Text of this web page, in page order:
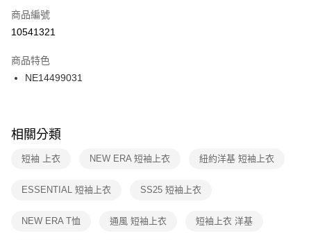
【「AFTEE先享後付」結帳流程】
１．於結帳方式選擇「AFTEE先享後付」後，將跳轉至「AFTEE先享後付」
２．訂單成立數日內，您將收到繳費通知簡訊。
３．收到繳費通知簡訊後14天內，點擊此簡訊中的連結，可透過四大超商／
ATM／網路銀行／等多元方式進行付款，方視為交易完成。
※ 交易是否成功請以「AFTEE先享後付 」之結帳頁面顯示為準，若有關於
是否繳費成功／繳費後需取消欲退款等相關疑問，請聯繫「AFTEE先享後付
客戶支援中心」
https://netprotections.freshdesk.com/support/home
１．透過由恩沛科技股份有限公司提供之「AFTEE先享後付」服務完成之交
權轉讓予恩沛科技股份有限公司。
宅配
每筆NT$100，滿NT$1,500(含以上)免運費
付款後門市自取
每筆NT$100，滿NT$1,500(含以上)免運費
商品編號
10541321
商品特色
NE14499031
相關分類
短袖 上衣 NEW ERA 短袖上衣 紐約洋基 短袖上衣
ESSENTIAL 短袖上衣 SS25 短袖上衣
NEW ERA T恤 通風 短袖上衣 短袖上衣 洋基